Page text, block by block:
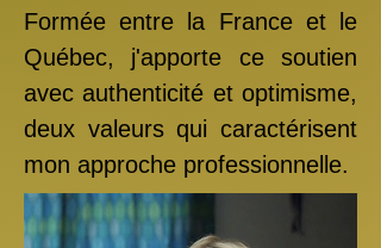
Formée entre la France et le
Québec, j'apporte ce soutien
avec authenticité et optimisme,
deux valeurs qui caractérisent
mon approche professionnelle.